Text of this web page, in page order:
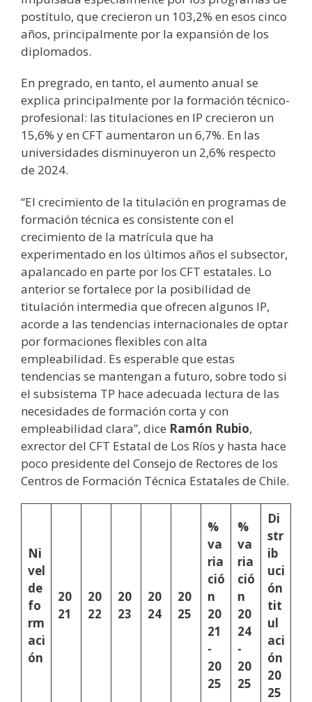
postítulo, que crecieron un 103,2% en esos cinco
años, principalmente por la expansión de los
diplomados.
En pregrado, en tanto, el aumento anual se
explica principalmente por la formación técnico-
profesional: las titulaciones en IP crecieron un
15,6% y en CFT aumentaron un 6,7%. En las
universidades disminuyeron un 2,6% respecto
de 2024.
“El crecimiento de la titulación en programas de
formación técnica es consistente con el
crecimiento de la matrícula que ha
experimentado en los últimos años el subsector,
apalancado en parte por los CFT estatales. Lo
anterior se fortalece por la posibilidad de
titulación intermedia que ofrecen algunos IP,
acorde a las tendencias internacionales de optar
por formaciones flexibles con alta
empleabilidad. Es esperable que estas
tendencias se mantengan a futuro, sobre todo si
el subsistema TP hace adecuada lectura de las
necesidades de formación corta y con
empleabilidad clara”, dice Ramón Rubio,
exrector del CFT Estatal de Los Ríos y hasta hace
poco presidente del Consejo de Rectores de los
Centros de Formación Técnica Estatales de Chile.
Ni
vel
de
fo
rm
aci
ón
20
21
20
22
20
23
20
24
20
25
%
va
ria
ció
n
20
21
-
20
25
%
va
ria
ció
n
20
24
-
20
25
Di
str
ib
uci
ón
tit
ul
aci
ón
20
25